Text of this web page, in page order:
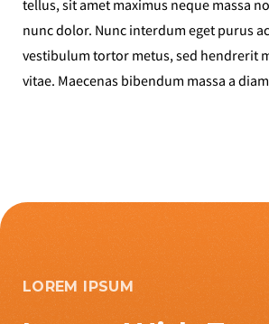
tellus, sit amet maximus neque massa
nunc dolor. Nunc interdum eget purus
vestibulum tortor metus, sed hendrerit
vitae. Maecenas bibendum massa a
LOREM IPSUM